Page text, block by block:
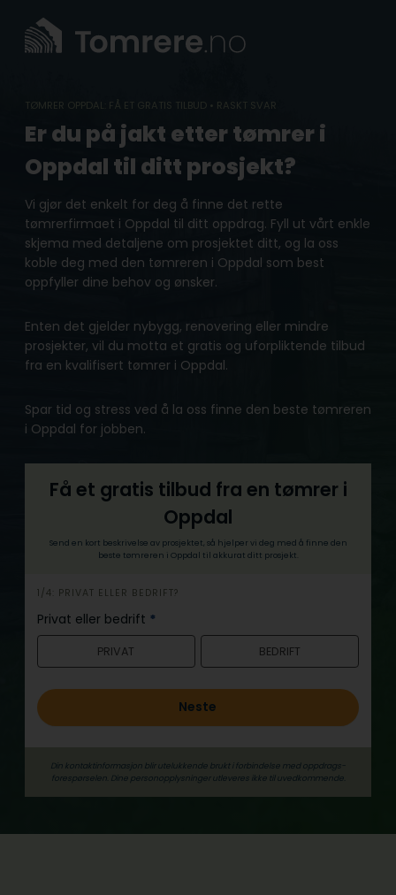
content
TØMRER OPPDAL: FÅ ET GRATIS TILBUD • RASKT SVAR
Er du på jakt etter tømrer i
Oppdal til ditt prosjekt?
Vi gjør det enkelt for deg å finne det rette
tømrerfirmaet i Oppdal til ditt oppdrag. Fyll ut vårt enkle
skjema med detaljene om prosjektet ditt, og la oss
koble deg med den tømreren i Oppdal som best
oppfyller dine behov og ønsker.
Enten det gjelder nybygg, renovering eller mindre
prosjekter, vil du motta et gratis og uforpliktende tilbud
fra en kvalifisert tømrer i Oppdal.
Spar tid og stress ved å la oss finne den beste tømreren
i Oppdal for jobben.
Få et gratis tilbud fra en tømrer i
Oppdal
Send en kort beskrivelse av prosjektet, så hjelper vi deg med å finne den
beste tømreren i Oppdal til akkurat ditt prosjekt.
h
e
r
1/4: PRIVAT ELLER BEDRIFT?
Privat eller bedrift *
PRIVAT BEDRIFT
Neste
Din kontaktinformasjon blir utelukkende brukt i forbindelse med oppdrags­
forespørselen. Dine person­­opplysninger utleveres ikke til uvedkommende.